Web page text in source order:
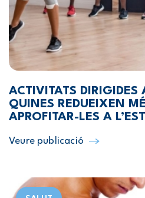
ACTIVITATS
QUINES REDUEIXEN
APROFITAR-LES A
Veure publicació